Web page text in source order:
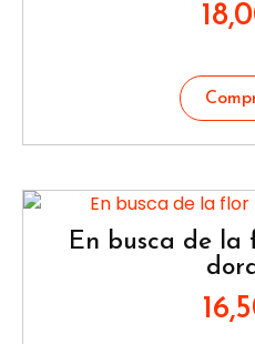
En busca de la